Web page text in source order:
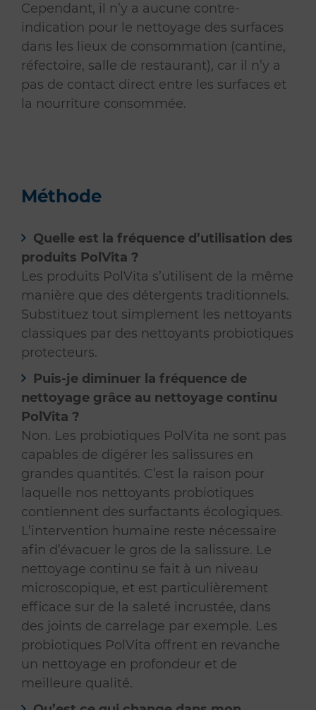
Cependant, il n’y a aucune contre-
indication pour le nettoyage des surfaces
dans les lieux de consommation (cantine,
réfectoire, salle de restaurant), car il n’y a
pas de contact direct entre les surfaces et
la nourriture consommée.
Méthode
Quelle est la fréquence d’utilisation des
produits PolVita ?
Les produits PolVita s’utilisent de la même
manière que des détergents traditionnels.
Substituez tout simplement les nettoyants
classiques par des nettoyants probiotiques
protecteurs.
Puis-je diminuer la fréquence de
nettoyage grâce au nettoyage continu
PolVita ?
Non. Les probiotiques PolVita ne sont pas
capables de digérer les salissures en
grandes quantités. C’est la raison pour
laquelle nos nettoyants probiotiques
contiennent des surfactants écologiques.
L’intervention humaine reste nécessaire
afin d’évacuer le gros de la salissure. Le
nettoyage continu se fait à un niveau
microscopique, et est particulièrement
efficace sur de la saleté incrustée, dans
des joints de carrelage par exemple. Les
probiotiques PolVita offrent en revanche
un nettoyage en profondeur et de
meilleure qualité.